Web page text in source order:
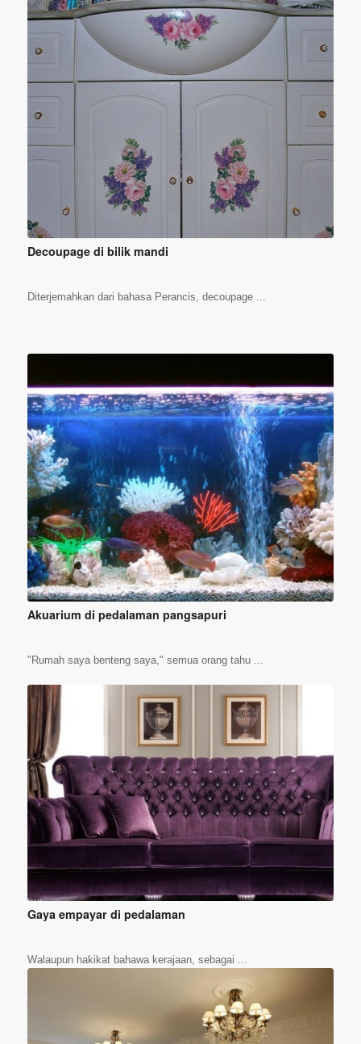
Decoupage di bilik mandi
Diterjemahkan dari bahasa Perancis, decoupage ...
Akuarium di pedalaman pangsapuri
"Rumah saya benteng saya," semua orang tahu ...
Gaya empayar di pedalaman
Walaupun hakikat bahawa kerajaan, sebagai ...